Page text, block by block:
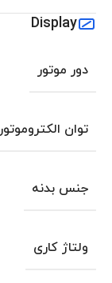
Display
دور موتور
توان الکتروموتور
جنس بدنه
ولتاژ کاری